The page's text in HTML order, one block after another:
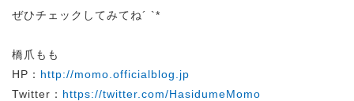
ぜひチェックしてみてね´ `*
橋爪もも
HP： http://momo.officialblog.jp
Twitter： https://twitter.com/HasidumeMomo